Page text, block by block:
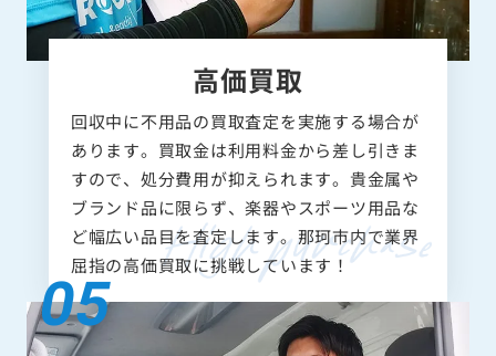
高価買取
回収中に不用品の買取査定を実施する場合が
あります。買取金は利用料金から差し引きま
すので、処分費用が抑えられます。貴金属や
ブランド品に限らず、楽器やスポーツ用品な
ど幅広い品目を査定します。那珂市内で業界
屈指の高価買取に挑戦しています！